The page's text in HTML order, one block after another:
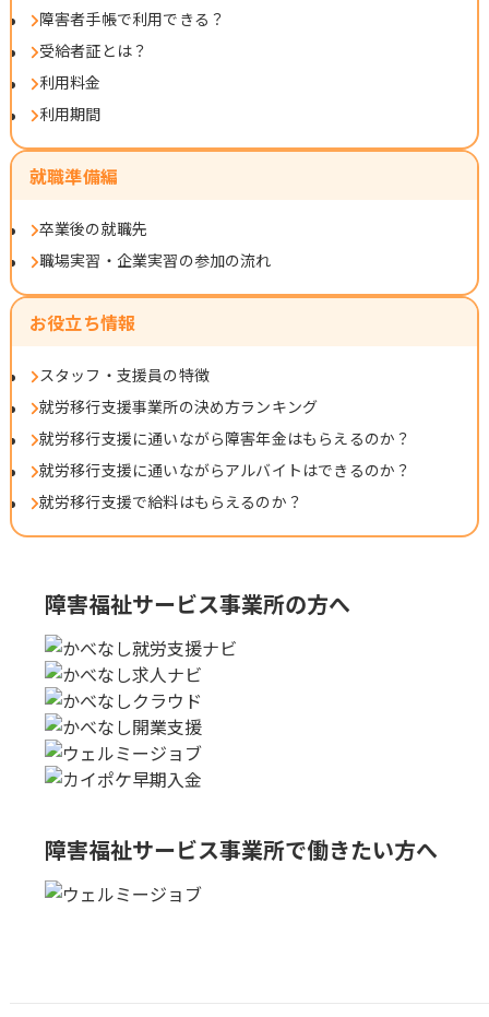
障害者手帳で利用できる？
受給者証とは？
利用料金
利用期間
就職準備編
卒業後の就職先
職場実習・企業実習の参加の流れ
お役立ち情報
スタッフ・支援員の特徴
就労移行支援事業所の決め方ランキング
就労移行支援に通いながら障害年金はもらえるのか？
就労移行支援に通いながらアルバイトはできるのか？
就労移行支援で給料はもらえるのか？
障害福祉サービス事業所の方へ
障害福祉サービス事業所で働きたい方へ